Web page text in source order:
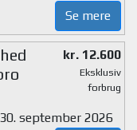
Se mere
kr. 12.600
Eksklusiv
forbrug
september 2026